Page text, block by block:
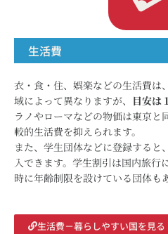
生活費
衣・食・住、娯楽などの生活費は
域によって異なりますが、 目安は
ラノやローマなどの物価は東京と
較的生活費を抑えられます。
また、学生団体などに登録すると
入できます。学生割引は国内旅行
時に年齢制限を設けている団体も
生活費－暮らしやすい国を見る